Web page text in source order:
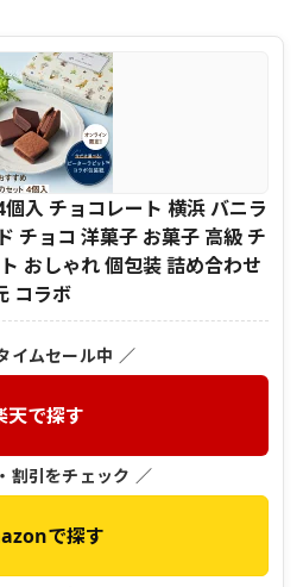
入 チョコレート 横浜 バニラ
チョコ 洋菓子 お菓子 高級 チ
おしゃれ 個包装 詰め合わせ
コラボ
イムセール中 ／
天で探す
割引をチェック ／
で探す